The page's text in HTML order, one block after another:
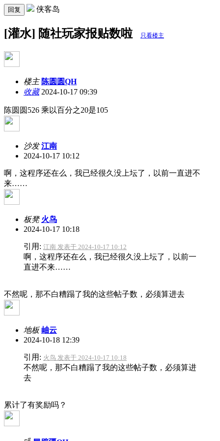
回复 侠客岛
[灌水] 随社玩家报贴数啦 只看楼主
楼主 陈圆圆QH
收藏2024-10-17 09:39
陈圆圆526 乘以百分之20是105
沙发 江南
2024-10-17 10:12
啊，这程序还在么，我已经很久没上坛了，以前一直进不
来……
板凳 火鸟
2024-10-17 10:18
引用: 江南 发表于 2024-10-17 10:12
啊，这程序还在么，我已经很久没上坛了，以前一
直进不来……
不然呢，那不白糟蹋了我的这些帖子数，必须算进去
地板 岫云
2024-10-18 12:39
引用: 火鸟 发表于 2024-10-17 10:18
不然呢，那不白糟蹋了我的这些帖子数，必须算进
去
累计了有奖励吗？